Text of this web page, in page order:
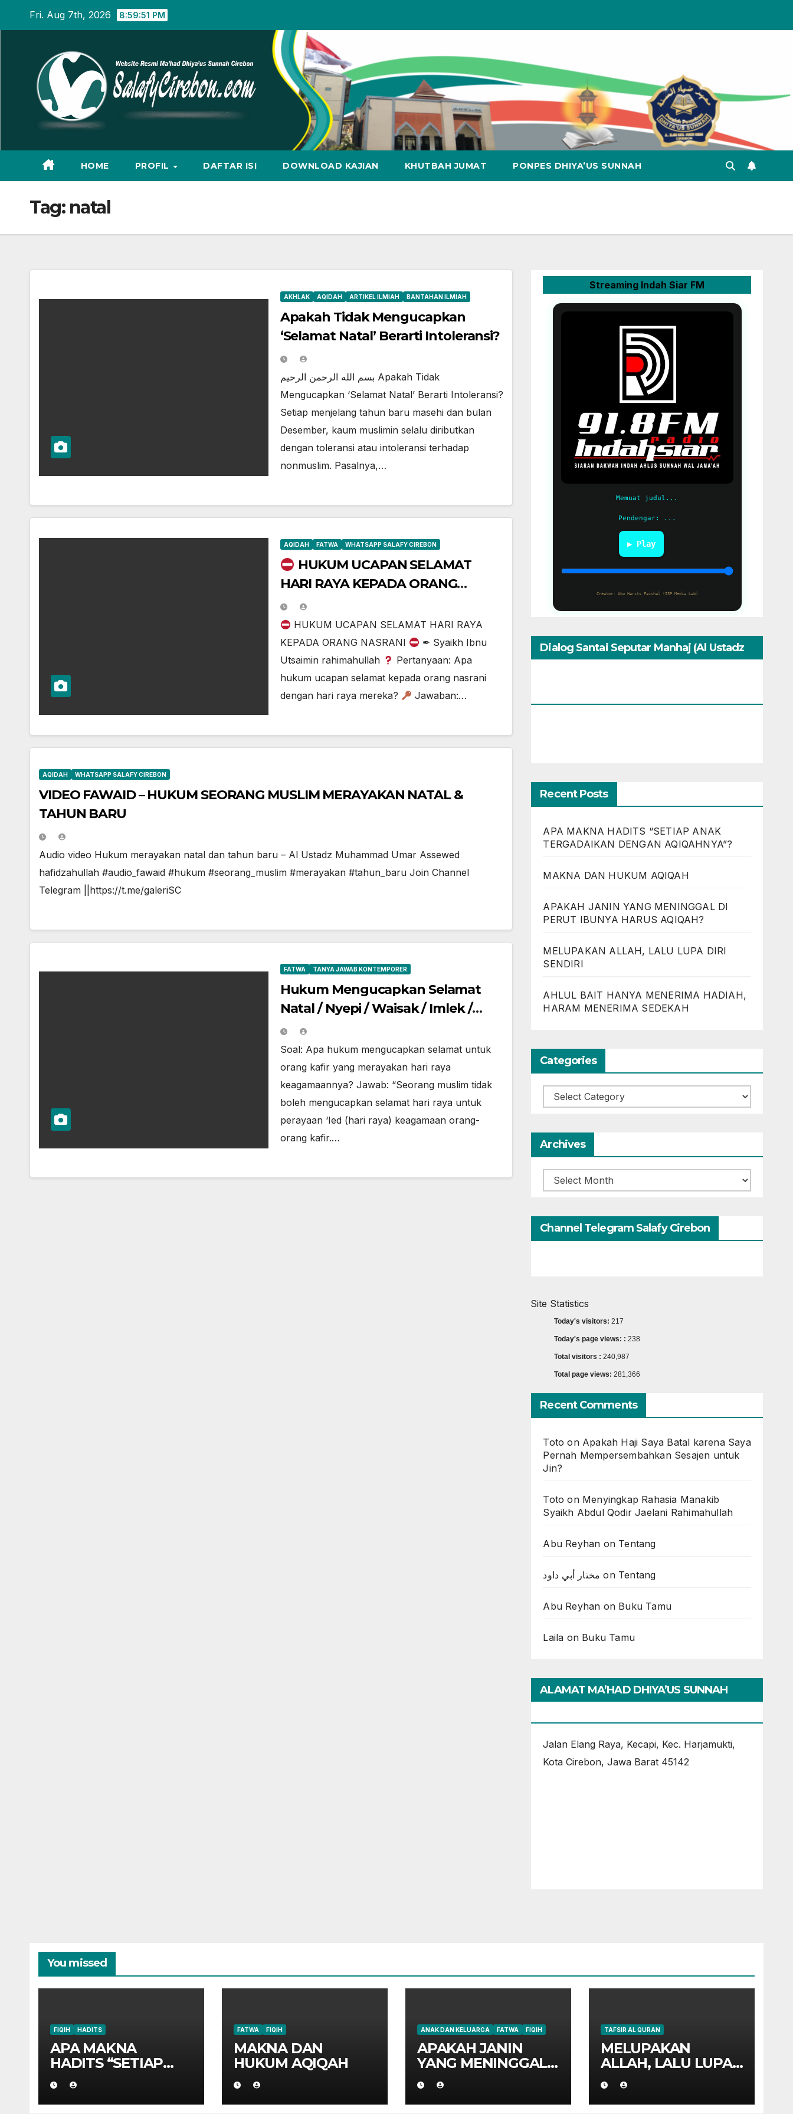
Fri. Aug 7th, 2026 8:59:52 PM
HOME PROFIL DAFTAR ISI DOWNLOAD KAJIAN KHUTBAH JUMAT PONPES DHIYA’US SUNNAH
Tag: natal
AKHLAK AQIDAH ARTIKEL ILMIAH BANTAHAN ILMIAH
Apakah Tidak Mengucapkan
‘Selamat Natal’ Berarti Intoleransi?
بسم الله الرحمن الرحيم Apakah Tidak
Mengucapkan ‘Selamat Natal’ Berarti Intoleransi?
Setiap menjelang tahun baru masehi dan bulan
Desember, kaum muslimin selalu diributkan
dengan toleransi atau intoleransi terhadap
nonmuslim. Pasalnya,…
AQIDAH FATWA WHATSAPP SALAFY CIREBON
HUKUM UCAPAN SELAMAT
HARI RAYA KEPADA ORANG
NASRANI
HUKUM UCAPAN SELAMAT HARI RAYA
KEPADA ORANG NASRANI
✒ Syaikh Ibnu
Utsaimin rahimahullah
Pertanyaan: Apa
hukum ucapan selamat kepada orang nasrani
dengan hari raya mereka?
Jawaban:…
AQIDAH WHATSAPP SALAFY CIREBON
VIDEO FAWAID – HUKUM SEORANG MUSLIM MERAYAKAN NATAL &
TAHUN BARU
Audio video Hukum merayakan natal dan tahun baru – Al Ustadz Muhammad Umar Assewed
hafidzahullah #audio_fawaid #hukum #seorang_muslim #merayakan #tahun_baru Join Channel
Telegram ||https://t.me/galeriSC
FATWA TANYA JAWAB KONTEMPORER
Hukum Mengucapkan Selamat
Natal / Nyepi / Waisak / Imlek /
Valentine Day?
Soal: Apa hukum mengucapkan selamat untuk
orang kafir yang merayakan hari raya
keagamaannya? Jawab: “Seorang muslim tidak
boleh mengucapkan selamat hari raya untuk
perayaan ‘Ied (hari raya) keagamaan orang-
orang kafir.…
Streaming Indah Siar FM
Memuat judul...
Pendengar: ...
▶ Play
Creator: Abu Harits Faishal (ISP Media Lab)
Dialog Santai Seputar Manhaj (Al Ustadz
Recent Posts
APA MAKNA HADITS “SETIAP ANAK
TERGADAIKAN DENGAN AQIQAHNYA”?
MAKNA DAN HUKUM AQIQAH
APAKAH JANIN YANG MENINGGAL DI
PERUT IBUNYA HARUS AQIQAH?
MELUPAKAN ALLAH, LALU LUPA DIRI
SENDIRI
AHLUL BAIT HANYA MENERIMA HADIAH,
HARAM MENERIMA SEDEKAH
Categories
Categories
Archives
Archives
Channel Telegram Salafy Cirebon
Site Statistics
Today's visitors:217
Today's page views: :238
Total visitors :240,987
Total page views:281,366
Recent Comments
Toto on Apakah Haji Saya Batal karena Saya
Pernah Mempersembahkan Sesajen untuk
Jin?
Toto on Menyingkap Rahasia Manakib
Syaikh Abdul Qodir Jaelani Rahimahullah
Abu Reyhan on Tentang
مختار أبي داود on Tentang
Abu Reyhan on Buku Tamu
Laila on Buku Tamu
ALAMAT MA’HAD DHIYA’US SUNNAH
Jalan Elang Raya, Kecapi, Kec. Harjamukti,
Kota Cirebon, Jawa Barat 45142
You missed
FIQIH HADITS
APA MAKNA
HADITS “SETIAP
ANAK
TERGADAIKAN
DENGAN
FATWA FIQIH
MAKNA DAN
HUKUM AQIQAH
ANAK DAN KELUARGA FATWA FIQIH
APAKAH JANIN
YANG MENINGGAL
DI PERUT IBUNYA
HARUS AQIQAH?
TAFSIR AL QURAN
MELUPAKAN
ALLAH, LALU LUPA
DIRI SENDIRI